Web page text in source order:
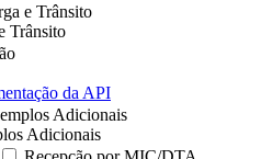
e Trânsito
Trânsito
da API
Adicionais
Adicionais